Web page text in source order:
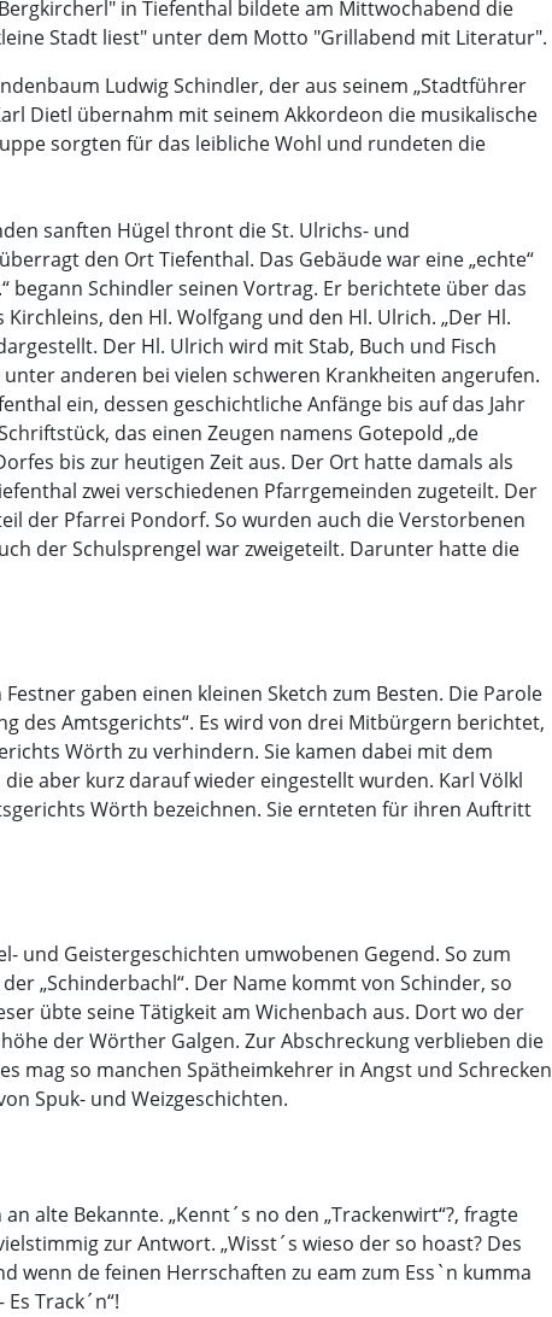
in Tiefenthal bildete am Mittwochabend die
Stadt liest" unter dem Motto "Grillabend mit Literatur".
Ludwig Schindler, der aus seinem „Stadtführer
Dietl übernahm mit seinem Akkordeon die musikalische
sorgten für das leibliche Wohl und rundeten die
sanften Hügel thront die St. Ulrichs- und
den Ort Tiefenthal. Das Gebäude war eine „echte“
begann Schindler seinen Vortrag. Er berichtete über das
den Hl. Wolfgang und den Hl. Ulrich. „Der Hl.
Der Hl. Ulrich wird mit Stab, Buch und Fisch
anderen bei vielen schweren Krankheiten angerufen.
ein, dessen geschichtliche Anfänge bis auf das Jahr
das einen Zeugen namens Gotepold „de
bis zur heutigen Zeit aus. Der Ort hatte damals als
zwei verschiedenen Pfarrgemeinden zugeteilt. Der
der Pfarrei Pondorf. So wurden auch die Verstorbenen
der Schulsprengel war zweigeteilt. Darunter hatte die
gaben einen kleinen Sketch zum Besten. Die Parole
des Amtsgerichts“. Es wird von drei Mitbürgern berichtet,
Wörth zu verhindern. Sie kamen dabei mit dem
aber kurz darauf wieder eingestellt wurden. Karl Völkl
Wörth bezeichnen. Sie ernteten für ihren Auftritt
und Geistergeschichten umwobenen Gegend. So zum
„Schinderbachl“. Der Name kommt von Schinder, so
übte seine Tätigkeit am Wichenbach aus. Dort wo der
der Wörther Galgen. Zur Abschreckung verblieben die
mag so manchen Spätheimkehrer in Angst und Schrecken
Spuk- und Weizgeschichten.
alte Bekannte. „Kennt´s no den „Trackenwirt“?, fragte
zur Antwort. „Wisst´s wieso der so hoast? Des
wenn de feinen Herrschaften zu eam zum Ess`n kumma
Track´n“!